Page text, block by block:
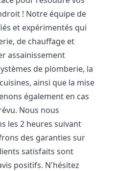
! Notre équipe de
et expérimentés qui
de chauffage et
assainissement
de plomberie, la
ainsi que la mise
également en cas
Nous nous
les 2 heures suivant
des garanties sur
satisfaits sont
positifs. N'hésitez